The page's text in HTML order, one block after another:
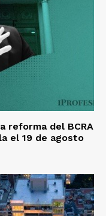
reforma del BCRA
el 19 de agosto